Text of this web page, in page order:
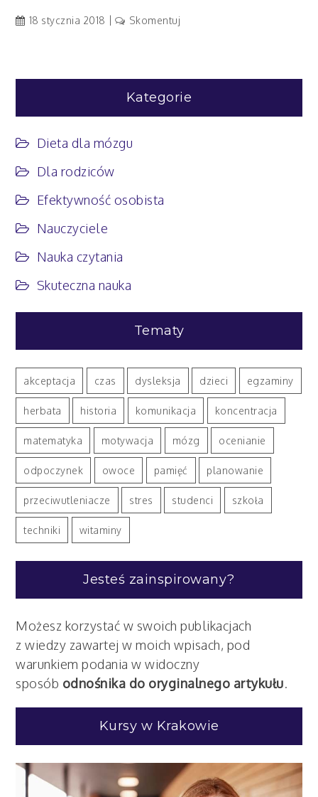
18 stycznia 2018 Skomentuj
tuż,
Kategorie
Dieta dla mózgu
Dla rodziców
Efektywność osobista
Nauczyciele
Nauka czytania
Skuteczna nauka
Tematy
akceptacja czas dysleksja dzieci egzaminy
herbata historia komunikacja koncentracja
matematyka motywacja mózg ocenianie
odpoczynek owoce pamięć planowanie
przeciwutleniacze stres studenci szkoła
techniki witaminy
Jesteś zainspirowany?
Możesz korzystać w swoich publikacjach
z wiedzy zawartej w moich wpisach, pod
warunkiem podania w widoczny
sposób odnośnika do oryginalnego artykułu.
Kursy w Krakowie